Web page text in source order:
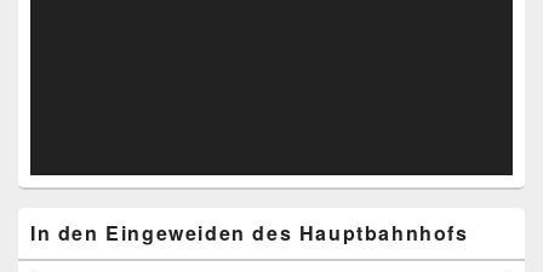
In den Eingeweiden des Hauptbahnhofs